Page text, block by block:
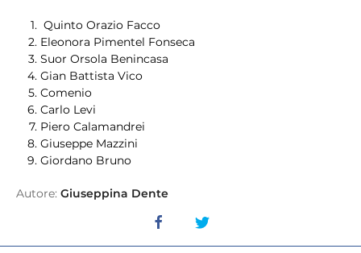
Quinto Orazio Facco
Eleonora Pimentel Fonseca
Suor Orsola Benincasa
Gian Battista Vico
Comenio
Carlo Levi
Piero Calamandrei
Giuseppe Mazzini
Giordano Bruno
Autore: Giuseppina Dente